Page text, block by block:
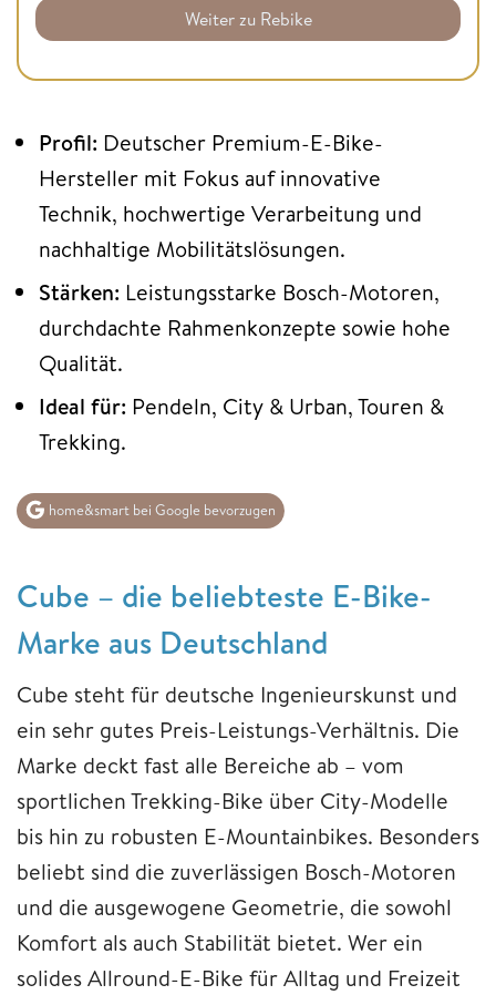
Weiter zu Rebike
Profil: Deutscher Premium-E-Bike-
Hersteller mit Fokus auf innovative
Technik, hochwertige Verarbeitung und
nachhaltige Mobilitätslösungen.
Stärken: Leistungsstarke Bosch-Motoren,
durchdachte Rahmenkonzepte sowie hohe
Qualität.
Ideal für: Pendeln, City & Urban, Touren &
Trekking.
home&smart bei Google bevorzugen
Cube – die beliebteste E-Bike-
Marke aus Deutschland
Cube steht für deutsche Ingenieurskunst und
ein sehr gutes Preis-Leistungs-Verhältnis. Die
Marke deckt fast alle Bereiche ab – vom
sportlichen Trekking-Bike über City-Modelle
bis hin zu robusten E-Mountainbikes. Besonders
beliebt sind die zuverlässigen Bosch-Motoren
und die ausgewogene Geometrie, die sowohl
Komfort als auch Stabilität bietet. Wer ein
solides Allround-E-Bike für Alltag und Freizeit